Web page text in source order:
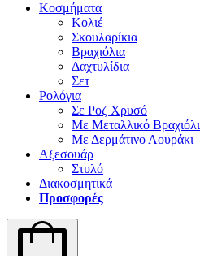
Κοσμήματα
Κολιέ
Σκουλαρίκια
Βραχιόλια
Δαχτυλίδια
Σετ
Ρολόγια
Σε Ροζ Χρυσό
Με Μεταλλικό Βραχιόλι
Με Δερμάτινο Λουράκι
Αξεσουάρ
Στυλό
Διακοσμητικά
Προσφορές